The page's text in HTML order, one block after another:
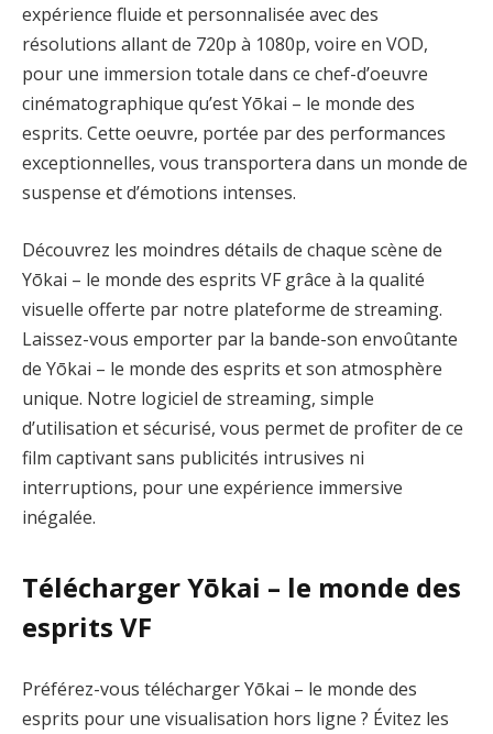
expérience fluide et personnalisée avec des
résolutions allant de 720p à 1080p, voire en VOD,
pour une immersion totale dans ce chef-d’oeuvre
cinématographique qu’est Yōkai – le monde des
esprits. Cette oeuvre, portée par des performances
exceptionnelles, vous transportera dans un monde de
suspense et d’émotions intenses.
Découvrez les moindres détails de chaque scène de
Yōkai – le monde des esprits VF grâce à la qualité
visuelle offerte par notre plateforme de streaming.
Laissez-vous emporter par la bande-son envoûtante
de Yōkai – le monde des esprits et son atmosphère
unique. Notre logiciel de streaming, simple
d’utilisation et sécurisé, vous permet de profiter de ce
film captivant sans publicités intrusives ni
interruptions, pour une expérience immersive
inégalée.
Télécharger Yōkai – le monde des
esprits VF
Préférez-vous télécharger Yōkai – le monde des
esprits pour une visualisation hors ligne ? Évitez les